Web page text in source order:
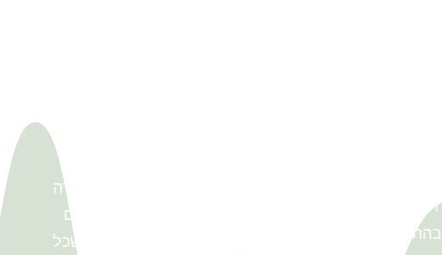
אנחנו מרכזים את העבודה
מול כל הספקים, בונים
לוחות זמנים ודואגים שכל
תוכן, גיבוש ולוגיסטיקה,
בהתאמה מלאה לקבוצה.